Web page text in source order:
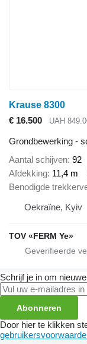
Krause 8300
€ 16.500
UAH
Grondbewerking -
Aantal schijven 92
Afdekking 11,4 m
Benodigde
Oekraïne, Kyiv
TOV «FERM Ye»
Schrijf je in om
Abonneren
Door hier te klikken